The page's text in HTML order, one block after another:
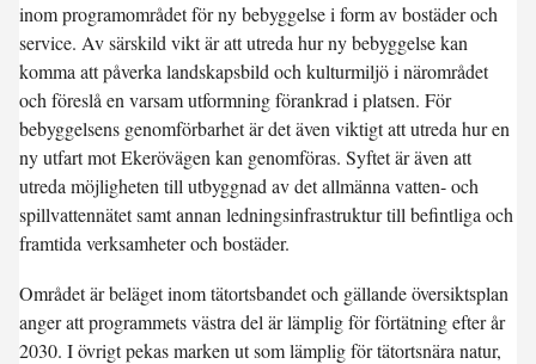
inom programområdet för ny bebyggelse i form av bostäder och
service. Av särskild vikt är att utreda hur ny bebyggelse kan
komma att påverka landskapsbild och kulturmiljö i närområdet
och föreslå en varsam utformning förankrad i platsen. För
bebyggelsens genomförbarhet är det även viktigt att utreda hur en
ny utfart mot Ekerövägen kan genomföras. Syftet är även att
utreda möjligheten till utbyggnad av det allmänna vatten- och
spillvattennätet samt annan ledningsinfrastruktur till befintliga och
framtida verksamheter och bostäder.
Området är beläget inom tätortsbandet och gällande översiktsplan
anger att programmets västra del är lämplig för förtätning efter år
2030. I övrigt pekas marken ut som lämplig för tätortsnära natur,